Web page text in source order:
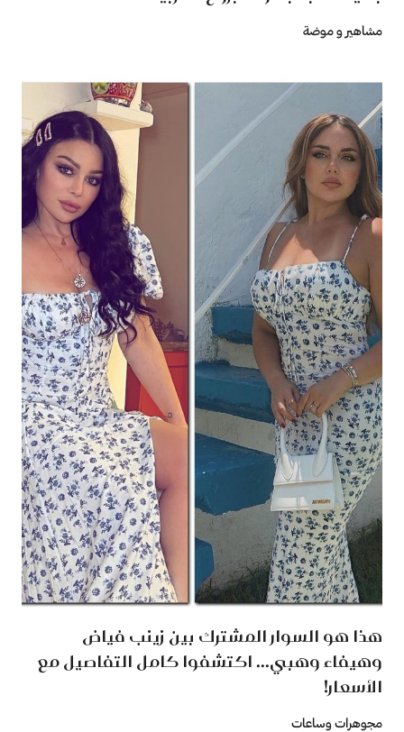
مشاهير و موضة
هذا هو السوار المشترك بين زينب فياض
وهيفاء وهبي... اكتشفوا كامل التفاصيل مع
الأسعار!
مجوهرات وساعات